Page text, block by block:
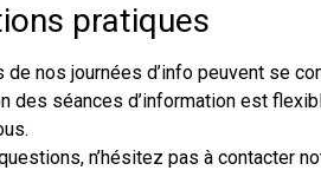
pratiques
de nos journées d’info peuvent se
des séances d’information est
n’hésitez pas à contacter